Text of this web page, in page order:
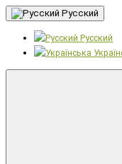
Русский
Русский